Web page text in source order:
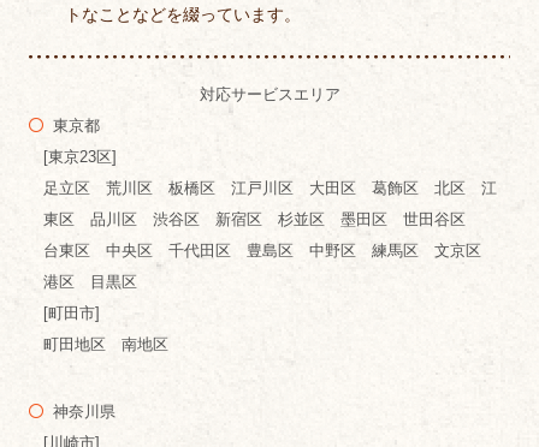
トなことなどを綴っています。
対応サービスエリア
東京都
[東京23区]
足立区 荒川区 板橋区 江戸川区 大田区 葛飾区 北区 江
東区 品川区 渋谷区 新宿区 杉並区 墨田区 世田谷区
台東区 中央区 千代田区 豊島区 中野区 練馬区 文京区
港区 目黒区
[町田市]
町田地区 南地区
神奈川県
[川崎市]